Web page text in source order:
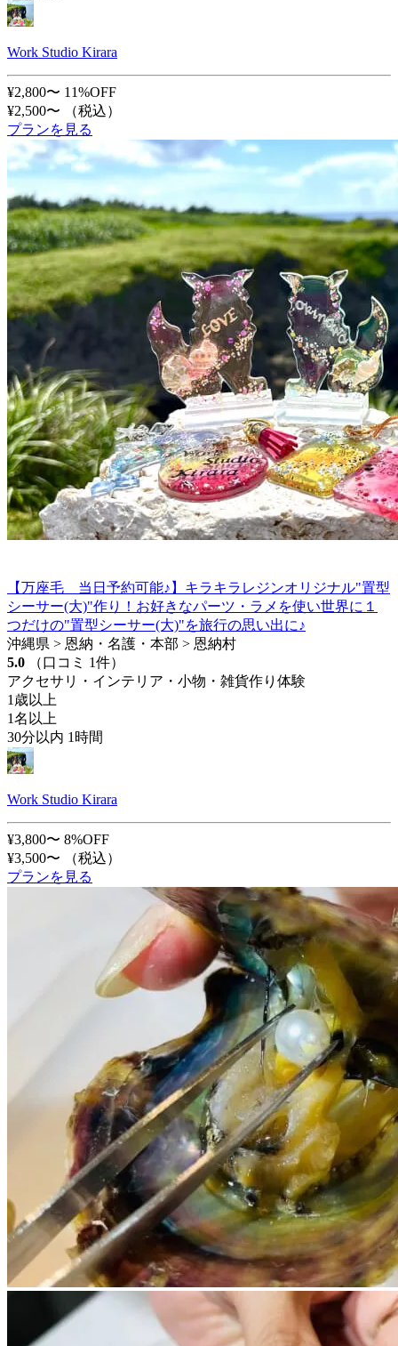
Work Studio Kirara
¥2,800〜 11%OFF
¥2,500〜
（税込）
プランを見る
【万座毛 当日予約可能♪】キラキラレジンオリジナル"置型
シーサー(大)"作り！お好きなパーツ・ラメを使い世界に１
つだけの"置型シーサー(大)"を旅行の思い出に♪
沖縄県 > 恩納・名護・本部 > 恩納村
5.0
（口コミ 1件）
アクセサリ・インテリア・小物・雑貨作り体験
1歳以上
1名以上
30分以内 1時間
Work Studio Kirara
¥3,800〜 8%OFF
¥3,500〜
（税込）
プランを見る